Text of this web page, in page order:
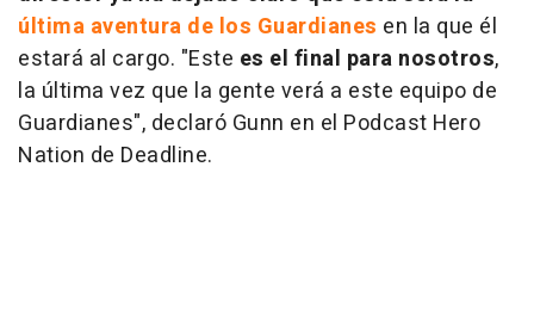
última aventura de los Guardianes en la que él
estará al cargo. "Este es el final para nosotros,
la última vez que la gente verá a este equipo de
Guardianes", declaró Gunn en el Podcast Hero
Nation de Deadline.